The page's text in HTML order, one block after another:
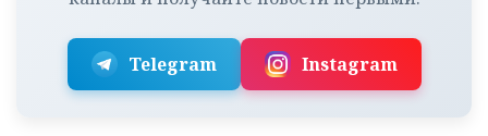
Telegram Instagram